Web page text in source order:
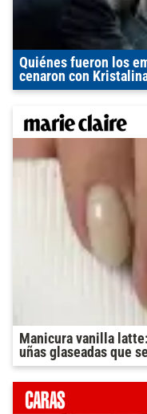
Quiénes fueron los
cenaron con
Manicura vanilla
uñas glaseadas que